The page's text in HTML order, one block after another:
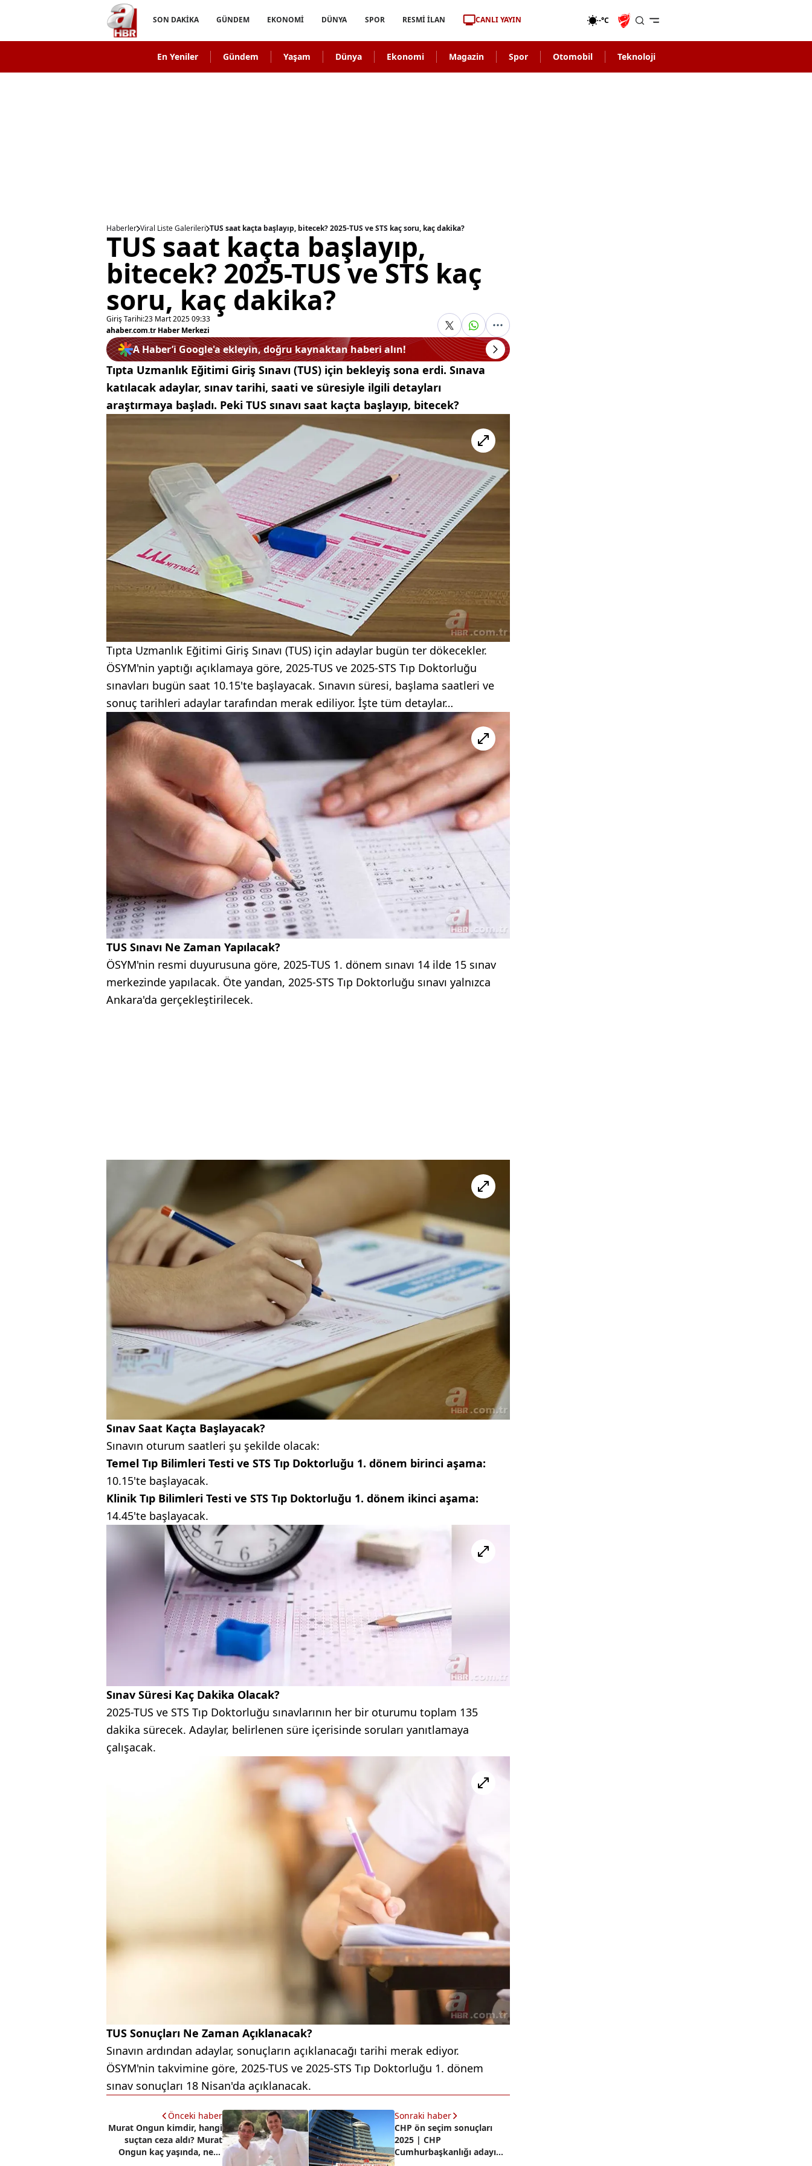
SON DAKİKA GÜNDEM EKONOMİ DÜNYA SPOR RESMİ İLAN CANLI YAYIN -°C
En Yeniler Gündem Yaşam Dünya Ekonomi Magazin Spor Otomobil Teknoloji
Haberler Viral Liste Galerileri TUS saat kaçta başlayıp, bitecek? 2025-TUS ve STS kaç soru, kaç dakika?
TUS saat kaçta başlayıp,
bitecek? 2025-TUS ve STS kaç
soru, kaç dakika?
Giriş Tarihi:23 Mart 2025 09:33
ahaber.com.tr Haber Merkezi
A Haber’i Google'a ekleyin, doğru kaynaktan haberi alın!
Tıpta Uzmanlık Eğitimi Giriş Sınavı (TUS) için bekleyiş sona erdi. Sınava
katılacak adaylar, sınav tarihi, saati ve süresiyle ilgili detayları
araştırmaya başladı. Peki TUS sınavı saat kaçta başlayıp, bitecek?
Tıpta Uzmanlık Eğitimi Giriş Sınavı (TUS) için adaylar bugün ter dökecekler.
ÖSYM'nin yaptığı açıklamaya göre, 2025-TUS ve 2025-STS Tıp Doktorluğu
sınavları bugün saat 10.15'te başlayacak. Sınavın süresi, başlama saatleri ve
sonuç tarihleri adaylar tarafından merak ediliyor. İşte tüm detaylar…
TUS Sınavı Ne Zaman Yapılacak?
ÖSYM'nin resmi duyurusuna göre, 2025-TUS 1. dönem sınavı 14 ilde 15 sınav
merkezinde yapılacak. Öte yandan, 2025-STS Tıp Doktorluğu sınavı yalnızca
Ankara'da gerçekleştirilecek.
Sınav Saat Kaçta Başlayacak?
Sınavın oturum saatleri şu şekilde olacak:
Temel Tıp Bilimleri Testi ve STS Tıp Doktorluğu 1. dönem birinci aşama:
10.15'te başlayacak.
Klinik Tıp Bilimleri Testi ve STS Tıp Doktorluğu 1. dönem ikinci aşama:
14.45'te başlayacak.
Sınav Süresi Kaç Dakika Olacak?
2025-TUS ve STS Tıp Doktorluğu sınavlarının her bir oturumu toplam 135
dakika sürecek. Adaylar, belirlenen süre içerisinde soruları yanıtlamaya
çalışacak.
TUS Sonuçları Ne Zaman Açıklanacak?
Sınavın ardından adaylar, sonuçların açıklanacağı tarihi merak ediyor.
ÖSYM'nin takvimine göre, 2025-TUS ve 2025-STS Tıp Doktorluğu 1. dönem
sınav sonuçları 18 Nisan'da açıklanacak.
Önceki haber
Murat Ongun kimdir, hangi
suçtan ceza aldı? Murat
Ongun kaç yaşında, ne iş
Sonraki haber
CHP ön seçim sonuçları
2025 | CHP
Cumhurbaşkanlığı adayı